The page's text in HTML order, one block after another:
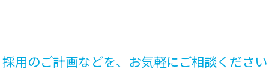
採用のご計画などを、お気軽にご相談ください